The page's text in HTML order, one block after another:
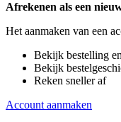
Afrekenen als een
Het aanmaken van een
Bekijk bestelling
Bekijk
Reken sneller af
Account aanmaken